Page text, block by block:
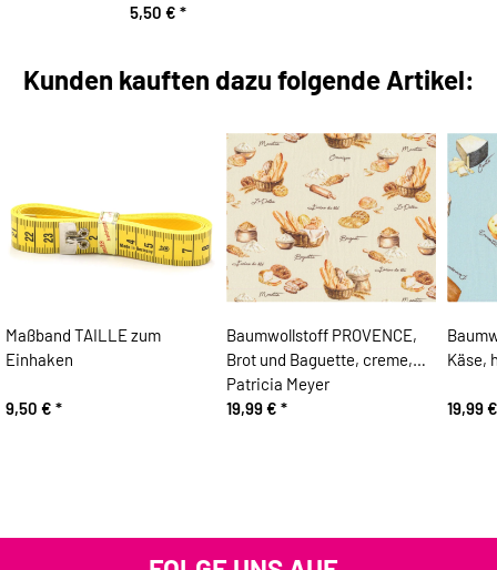
5,50 € *
Kunden kauften dazu folgende Artikel:
Maßband TAILLE zum
Einhaken
9,50 € *
Baumwollstoff PROVENCE,
Brot und Baguette, creme,
Patricia Meyer
19,99 € *
Käse,
19,99